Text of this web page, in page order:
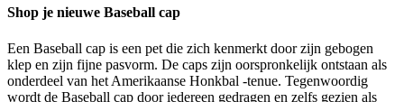
Shop je nieuwe Baseball cap
Een Baseball cap is een pet die zich kenmerkt door zijn gebogen
klep en zijn fijne pasvorm. De caps zijn oorspronkelijk ontstaan als
onderdeel van het Amerikaanse Honkbal -tenue. Tegenwoordig
wordt de Baseball cap door iedereen gedragen en zelfs gezien als